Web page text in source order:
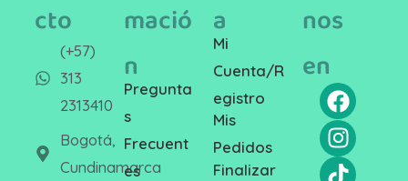
cto
(+57)
313
2313410
Bogotá,
Cundinamarca
mació
n
Pregunta
s
Frecuent
es
a
Mi
Cuenta/R
egistro
Mis
Pedidos
Finalizar
nos
en